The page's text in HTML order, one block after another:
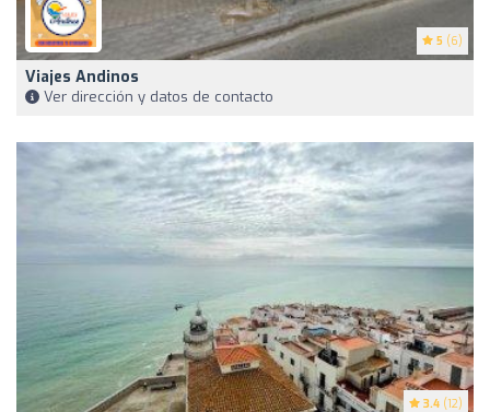
5 (6)
Viajes Andinos
Ver dirección y datos de contacto
3.4 (12)